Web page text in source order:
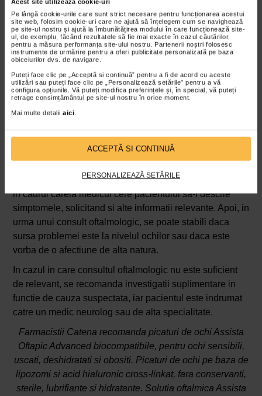
Acest site utilizează cookie-uri
Pe lângă cookie-urile care sunt strict necesare pentru funcționarea acestui
site web, folosim cookie-uri care ne ajută să înțelegem cum se navighează
pe site-ul nostru și ajută la îmbunătățirea modului în care funcționează site-
ul, de exemplu, făcând rezultatele să fie mai exacte în cazul căutărilor,
pentru a măsura performanța site-ului nostru. Partenerii noștri folosesc
instrumente de urmărire pentru a oferi publicitate personalizată pe baza
obiceiurilor dvs. de navigare.
Puteți face clic pe „Acceptă si continuă” pentru a fi de acord cu aceste
utilizări sau puteți face clic pe „Personalizează setările” pentru a vă
configura opțiunile. Vă puteți modifica preferințele și, în special, vă puteți
retrage consimțământul pe site-ul nostru în orice moment.
Mai multe detalii aici
ACCEPTĂ SI CONTINUĂ
PERSONALIZEAZĂ SETĂRILE
lumina, fotofobia se poate manifesta si prin durere de cap
localizata in spatele ochilor, insotita uneori si de
ameteala.
Nu in ultimul rand, exista cazuri in care fotofobia se
manifesta si prin aparitia senzatiei de greata, iar unii
pacienti au raportat si amorteala in diverse zone ale
corpului.
Daca simptomele fotofobiei se manifesta frecvent si
persista pentru o perioada mai lunga de 24 de ore,
prima etapa in stabilirea diagnosticului este anamneza,
in cadrul careia medicul cere pacientului sa-i descrie
simptomele, solicitand si alte informatii relevante. Apoi, in
urma unui consult oftalmologic, se poate stabili daca
sursa problemei este la nivelul ochilor sau daca este
vorba de o afectiune de alta natura.
In cazul in care consultul oftalmologic nu este suficient
de relevant, se recomanda investigatii suplimentare in
functie de cauza suspectata, iar pacientul este indrumat
catre un medic neurolog sau de alta specialitate.
Farmacistii Catena recomanda picaturi de ochi Assista
Oftapic Advanced biocompatibile, pentru ochi sensibili,
uscati, deshidratati si obositi. Picaturi de ochi pe baza de
lipozomi si acid hialuronic cross-linkat, fara conservanti,
sterile, lubrifiante si hidratante. Solutia oftalmica Assista